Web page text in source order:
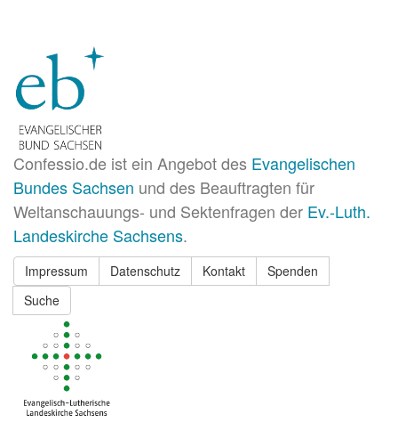
Confessio.de ist ein Angebot des Evangelischen
Bundes Sachsen und des Beauftragten für
Weltanschauungs- und Sektenfragen der Ev.-Luth.
Landeskirche Sachsens.
Impressum Datenschutz Kontakt
Spenden
Suche